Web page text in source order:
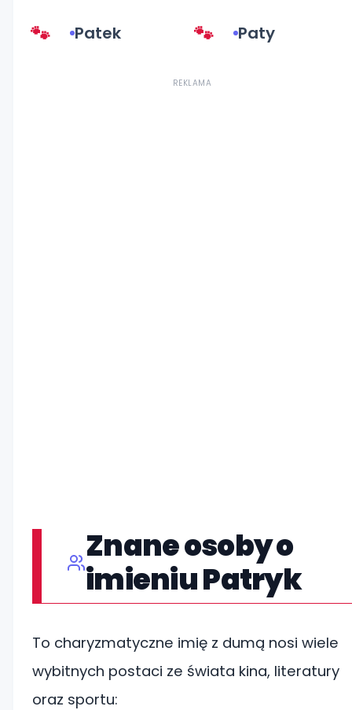
Patek Paty
REKLAMA
Znane osoby o
imieniu Patryk
To charyzmatyczne imię z dumą nosi wiele
wybitnych postaci ze świata kina, literatury
oraz sportu: